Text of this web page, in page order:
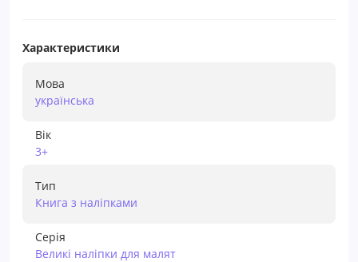
Характеристики
Мова
українська
Вік
3+
Тип
Книга з наліпками
Серія
Великі наліпки для малят